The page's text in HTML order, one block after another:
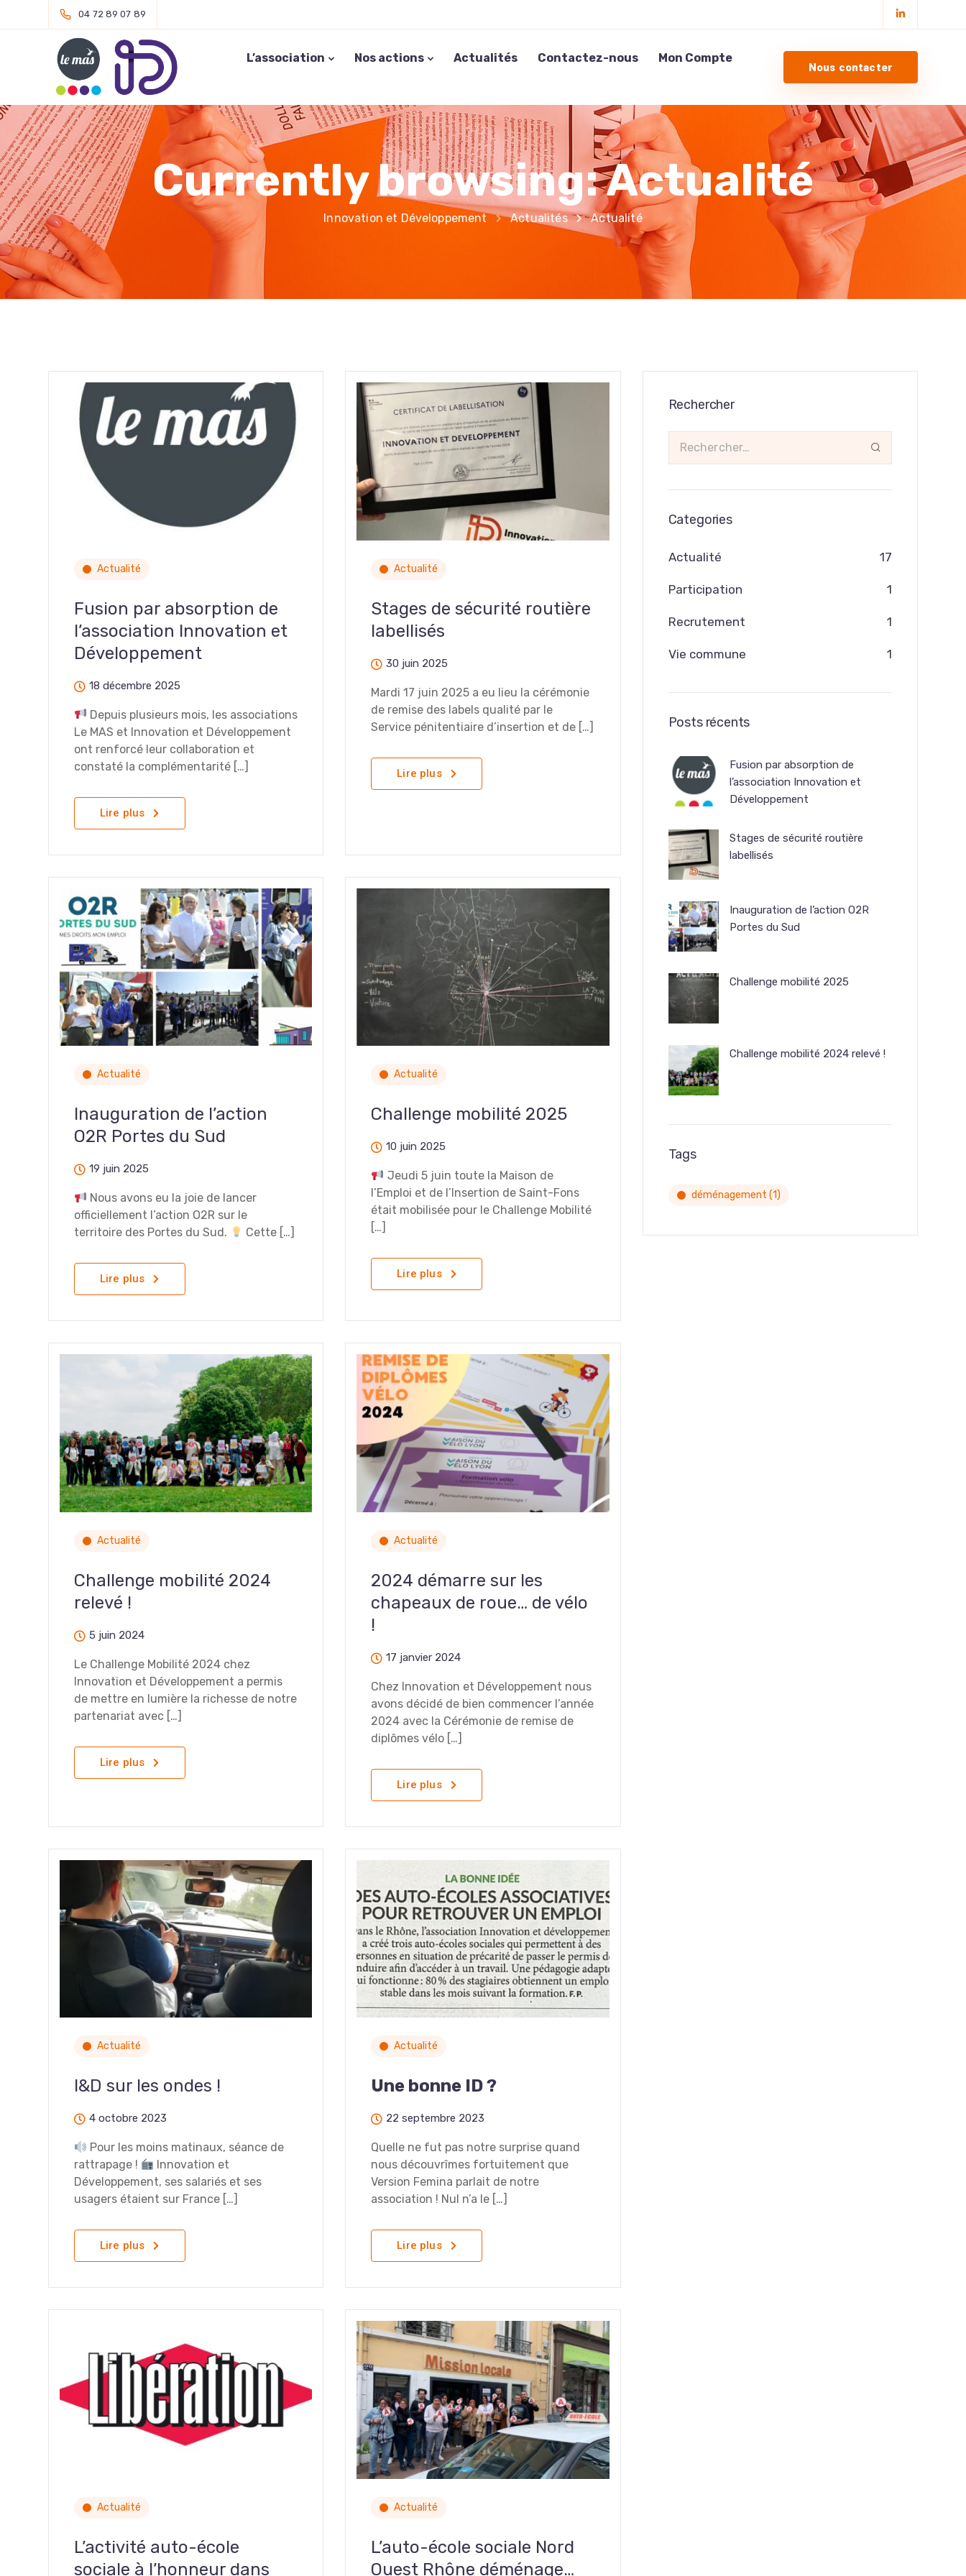
04 72 89 07 89
L’association Nos actions Actualités Contactez-nous Mon Compte
Nous contacter
Currently browsing: Actualité
Innovation et Développement Actualités Actualité
Actualité
Fusion par absorption de
l’association Innovation et
Développement
18 décembre 2025
Depuis plusieurs mois, les associations
Le MAS et Innovation et Développement
ont renforcé leur collaboration et
constaté la complémentarité […]
Lire plus
Actualité
Stages de sécurité routière
labellisés
30 juin 2025
Mardi 17 juin 2025 a eu lieu la cérémonie
de remise des labels qualité par le
Service pénitentiaire d’insertion et de […]
Lire plus
Actualité
Inauguration de l’action
O2R Portes du Sud
19 juin 2025
Nous avons eu la joie de lancer
officiellement l’action O2R sur le
territoire des Portes du Sud.
Cette […]
Lire plus
Actualité
Challenge mobilité 2025
10 juin 2025
Jeudi 5 juin toute la Maison de
l’Emploi et de l’Insertion de Saint-Fons
était mobilisée pour le Challenge Mobilité
[…]
Lire plus
Actualité
Challenge mobilité 2024
relevé !
5 juin 2024
Le Challenge Mobilité 2024 chez
Innovation et Développement a permis
de mettre en lumière la richesse de notre
partenariat avec […]
Lire plus
Actualité
2024 démarre sur les
chapeaux de roue… de vélo
!
17 janvier 2024
Chez Innovation et Développement nous
avons décidé de bien commencer l’année
2024 avec la Cérémonie de remise de
diplômes vélo […]
Lire plus
Actualité
I&D sur les ondes !
4 octobre 2023
Pour les moins matinaux, séance de
rattrapage !
Innovation et
Développement, ses salariés et ses
usagers étaient sur France […]
Lire plus
Actualité
Une bonne ID ?
22 septembre 2023
Quelle ne fut pas notre surprise quand
nous découvrîmes fortuitement que
Version Femina parlait de notre
association ! Nul n’a le […]
Lire plus
Actualité
L’activité auto-école
sociale à l’honneur dans
Actualité
L’auto-école sociale Nord
Ouest Rhône déménage…
Rechercher
Categories
Actualité 17
Participation 1
Recrutement 1
Vie commune 1
Posts récents
Fusion par absorption de
l’association Innovation et
Développement
Stages de sécurité routière
labellisés
Inauguration de l’action O2R
Portes du Sud
Challenge mobilité 2025
Challenge mobilité 2024 relevé !
Tags
déménagement (1)